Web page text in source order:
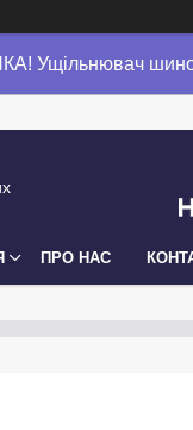
Ущільнювач
ПРО НАС